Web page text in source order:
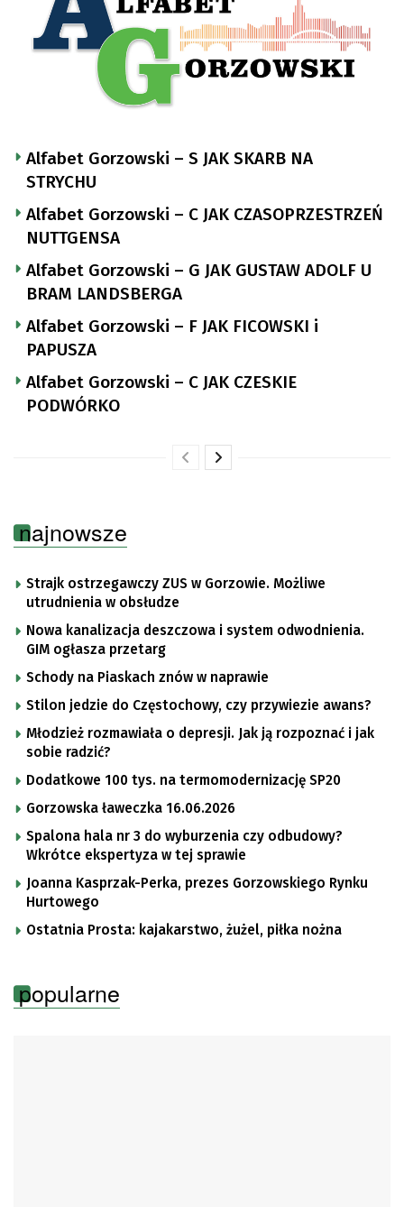
Alfabet Gorzowski – S JAK SKARB NA
STRYCHU
Alfabet Gorzowski – C JAK CZASOPRZESTRZEŃ
NUTTGENSA
Alfabet Gorzowski – G JAK GUSTAW ADOLF U
BRAM LANDSBERGA
Alfabet Gorzowski – F JAK FICOWSKI i
PAPUSZA
Alfabet Gorzowski – C JAK CZESKIE
PODWÓRKO
najnowsze
Strajk ostrzegawczy ZUS w Gorzowie. Możliwe
utrudnienia w obsłudze
Nowa kanalizacja deszczowa i system odwodnienia.
GIM ogłasza przetarg
Schody na Piaskach znów w naprawie
Stilon jedzie do Częstochowy, czy przywiezie awans?
Młodzież rozmawiała o depresji. Jak ją rozpoznać i jak
sobie radzić?
Dodatkowe 100 tys. na termomodernizację SP20
Gorzowska ławeczka 16.06.2026
Spalona hala nr 3 do wyburzenia czy odbudowy?
Wkrótce ekspertyza w tej sprawie
Joanna Kasprzak-Perka, prezes Gorzowskiego Rynku
Hurtowego
Ostatnia Prosta: kajakarstwo, żużel, piłka nożna
popularne